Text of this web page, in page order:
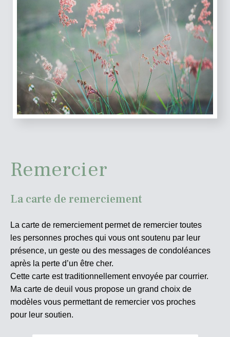
Remercier
La carte de remerciement
La carte de remerciement permet de remercier toutes
les personnes proches qui vous ont soutenu par leur
présence, un geste ou des messages de condoléances
après la perte d’un être cher.
Cette carte est traditionnellement envoyée par courrier.
Ma carte de deuil vous propose un grand choix de
modèles vous permettant de remercier vos proches
pour leur soutien.